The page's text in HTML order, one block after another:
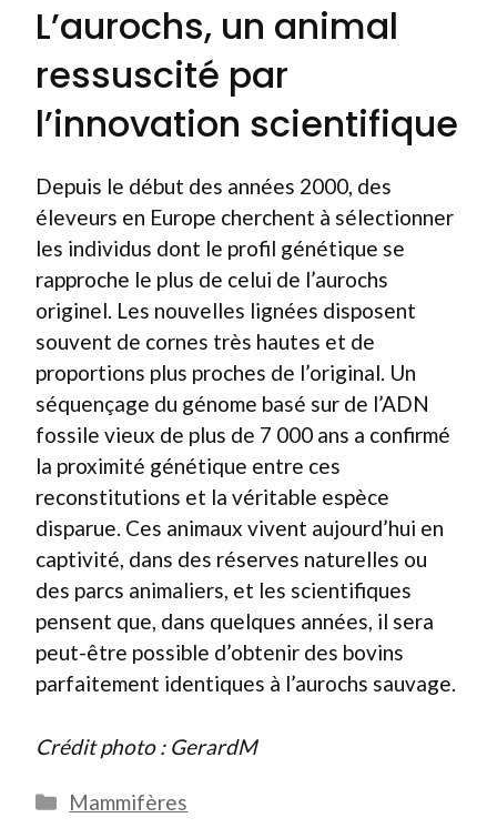
L’aurochs, un animal
ressuscité par
l’innovation scientifique
Depuis le début des années 2000, des
éleveurs en Europe cherchent à sélectionner
les individus dont le profil génétique se
rapproche le plus de celui de l’aurochs
originel. Les nouvelles lignées disposent
souvent de cornes très hautes et de
proportions plus proches de l’original. Un
séquençage du génome basé sur de l’ADN
fossile vieux de plus de 7 000 ans a confirmé
la proximité génétique entre ces
reconstitutions et la véritable espèce
disparue. Ces animaux vivent aujourd’hui en
captivité, dans des réserves naturelles ou
des parcs animaliers, et les scientifiques
pensent que, dans quelques années, il sera
peut-être possible d’obtenir des bovins
parfaitement identiques à l’aurochs sauvage.
Crédit photo : GerardM
Catégories
Mammifères